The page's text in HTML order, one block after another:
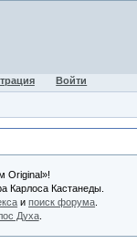
Войти
Original»!
Карлоса Кастанеды.
ипоиск форума
Духа.